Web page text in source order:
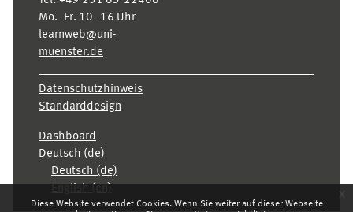
Diese Website verwendet Cookies. Wenn Sie weiter auf dieser Webseite
x
Mo.- Fr. 10–16 Uhr
learnweb@uni-
muenster.de
Datenschutzhinweis
Standarddesign
Dashboard
Deutsch ‎(de)‎
Deutsch ‎(de)‎